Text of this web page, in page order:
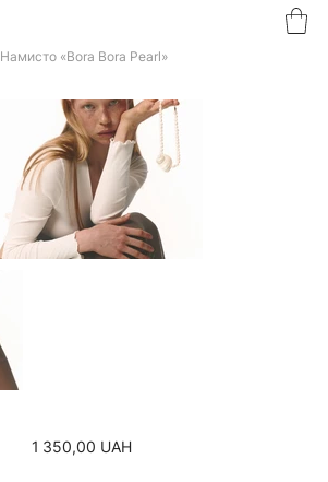
Намисто «Bora Bora Pearl»
Ціна
1 350,00 UAH